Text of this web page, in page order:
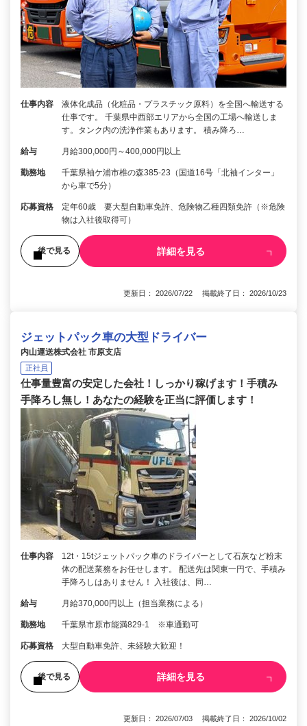
仕事内容
液体化成品（化粧品・プラスチック原料）を全国へ輸送する
仕事です。 千葉県中西部エリアから全国の工場へ輸送しま
す。タンク内の洗浄作業もあります。 積み降ろ…
給与 月給300,000円～400,000円以上
勤務地
千葉県袖ケ浦市椎の森385-23（国道16号「北袖インター」
から車で5分）
応募資格
定年60歳 要大型自動車免許、危険物乙種四類免許（※危険
物は入社後取得可）
後で見る 詳細を見る
更新日： 2026/07/22 掲載終了日： 2026/10/23
ジェットパック車の大型ドライバー
内山運送株式会社 市原支店
正社員
仕事量豊富の安定した会社！しっかり稼げます！手積み
手降ろし無し！あなたの経験を正当に評価します！
仕事内容
12t・15tジェットパック車のドライバーとして石灰など粉末
体の配送業務をお任せします。 配送先は関東一円で、手積み
手降ろしはありません！ 入社後は、同…
給与 月給370,000円以上（担当業務による）
勤務地 千葉県市原市能満829-1 ※車通勤可
応募資格 大型自動車免許、未経験大歓迎！
後で見る 詳細を見る
更新日： 2026/07/03 掲載終了日： 2026/10/02